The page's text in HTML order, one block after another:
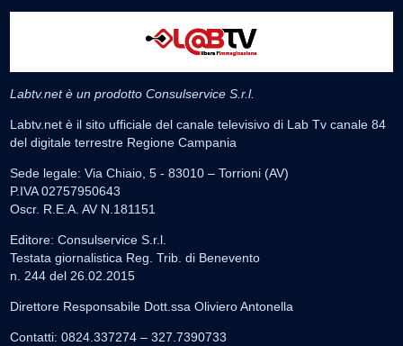
Labtv.net è un prodotto Consulservice S.r.l.
Labtv.net è il sito ufficiale del canale televisivo di Lab Tv canale 84
del digitale terrestre Regione Campania
Sede legale: Via Chiaio, 5 - 83010 – Torrioni (AV)
P.IVA 02757950643
Oscr. R.E.A. AV N.181151
Editore: Consulservice S.r.l.
Testata giornalistica Reg. Trib. di Benevento
n. 244 del 26.02.2015
Direttore Responsabile Dott.ssa Oliviero Antonella
Contatti: 0824.337274 – 327.7390733